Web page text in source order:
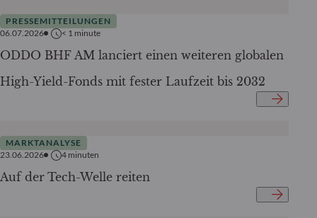
PRESSEMITTEILUNGEN
06.07.2026
< 1 minute
ODDO BHF AM lanciert einen weiteren globalen
High-Yield-Fonds mit fester Laufzeit bis 2032
MARKTANALYSE
23.06.2026
4 minuten
Auf der Tech-Welle reiten